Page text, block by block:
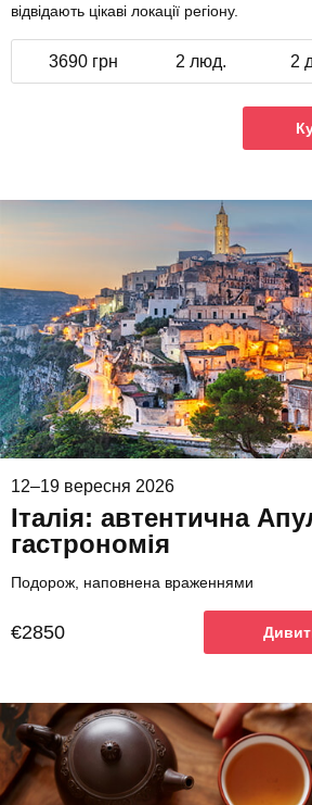
відвідають цікаві локації регіону.
3690 грн 2 люд. 2
12–19 вересня 2026
Італія: автентична
гастрономія
Подорож, наповнена враженнями
€2850